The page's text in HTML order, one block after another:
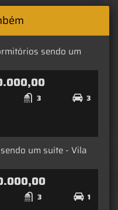
sendo um
3 3
um suíte - Vila
3 1